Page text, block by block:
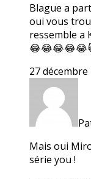
Blague a
oui vous
ressemble a
27
Mais oui
série you !